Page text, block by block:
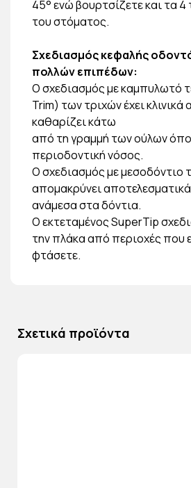
45° ενώ βουρτσίζετε και τα
του στόματος.
Σχεδιασμός κεφαλής
πολλών επιπέδων:
Ο σχεδιασμός με καμπυλωτό
Trim) των τριχών έχει κλινικά
καθαρίζει κάτω
από τη γραμμή των ούλων
περιοδοντική νόσος.
Ο σχεδιασμός με μεσοδόντιο
απομακρύνει
ανάμεσα στα δόντια.
Ο εκτεταμένος SuperTip
την πλάκα από περιοχές που
φτάσετε.
Σχετικά προϊόντα